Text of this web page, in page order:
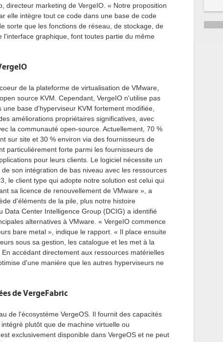
directeur marketing de VergeIO. « Notre proposition
elle intègre tout ce code dans une base de code
sorte que les fonctions de réseau, de stockage, de
l'interface graphique, font toutes partie du même
de la plateforme de virtualisation de VMware,
source KVM. Cependant, VergeIO n'utilise pas
base d'hyperviseur KVM fortement modifiée,
améliorations propriétaires significatives, avec
la communauté open-source. Actuellement, 70 %
sur site et 30 % environ via des fournisseurs de
particulièrement forte parmi les fournisseurs de
pour leurs clients. Le logiciel nécessite un
son intégration de bas niveau avec les ressources
le client type qui adopte notre solution est celui qui
sa licence de renouvellement de VMware », a
d'éléments de la pile, plus notre histoire
Data Center Intelligence Group (DCIG) a identifié
alternatives à VMware. « VergeIO commence
bare metal », indique le rapport. « Il place ensuite
sous sa gestion, les catalogue et les met à la
accédant directement aux ressources matérielles
d'une manière que les autres hyperviseurs ne
de VergeFabric
de l'écosystème VergeOS. Il fournit des capacités
plutôt que de machine virtuelle ou
exclusivement disponible dans VergeOS et ne peut
6